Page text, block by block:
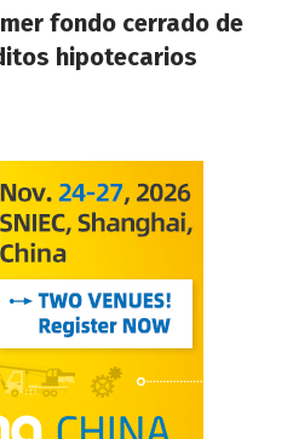
fondo cerrado de
hipotecarios